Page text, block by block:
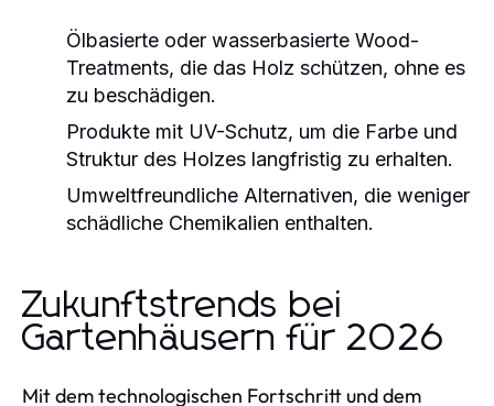
Ölbasierte oder wasserbasierte Wood-
Treatments, die das Holz schützen, ohne es
zu beschädigen.
Produkte mit UV-Schutz, um die Farbe und
Struktur des Holzes langfristig zu erhalten.
Umweltfreundliche Alternativen, die weniger
schädliche Chemikalien enthalten.
Zukunftstrends bei
Gartenhäusern für 2026
Mit dem technologischen Fortschritt und dem